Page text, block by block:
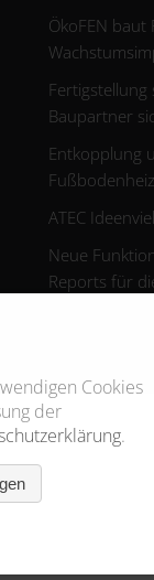
ÖkoFEN
Fertigstellung
Baupartner
Entkopplung
ATEC
Neue
Reports für
Cookies
der
.